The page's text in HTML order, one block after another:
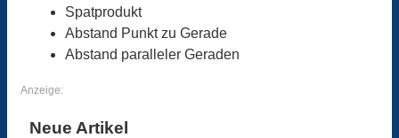
Spatprodukt
Abstand Punkt zu Gerade
Abstand paralleler Geraden
Anzeige:
Neue Artikel